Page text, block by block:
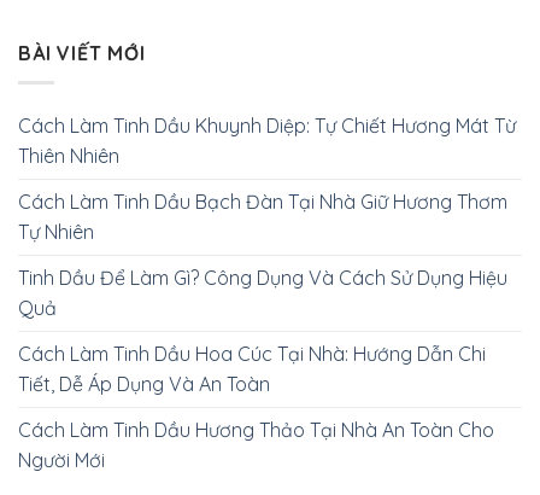
BÀI VIẾT MỚI
Cách Làm Tinh Dầu Khuynh Diệp: Tự Chiết Hương Mát Từ
Thiên Nhiên
Cách Làm Tinh Dầu Bạch Đàn Tại Nhà Giữ Hương Thơm
Tự Nhiên
Tinh Dầu Để Làm Gì? Công Dụng Và Cách Sử Dụng Hiệu
Quả
Cách Làm Tinh Dầu Hoa Cúc Tại Nhà: Hướng Dẫn Chi
Tiết, Dễ Áp Dụng Và An Toàn
Cách Làm Tinh Dầu Hương Thảo Tại Nhà An Toàn Cho
Người Mới